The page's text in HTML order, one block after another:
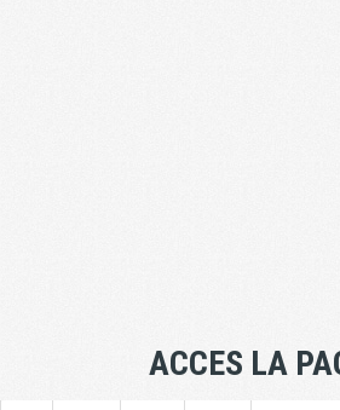
ACCES LA